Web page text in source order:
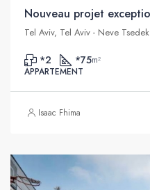
Tel Aviv, Tel Aviv - Neve Tsedek
*2 *75m²
APPARTEMENT
Isaac Fhima